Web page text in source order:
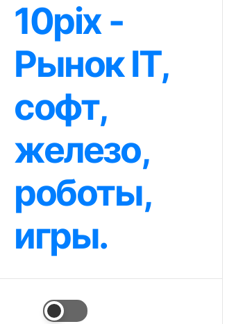
Перейти
содержимому
10pix -
Рынок IT,
софт,
железо,
роботы,
игры.